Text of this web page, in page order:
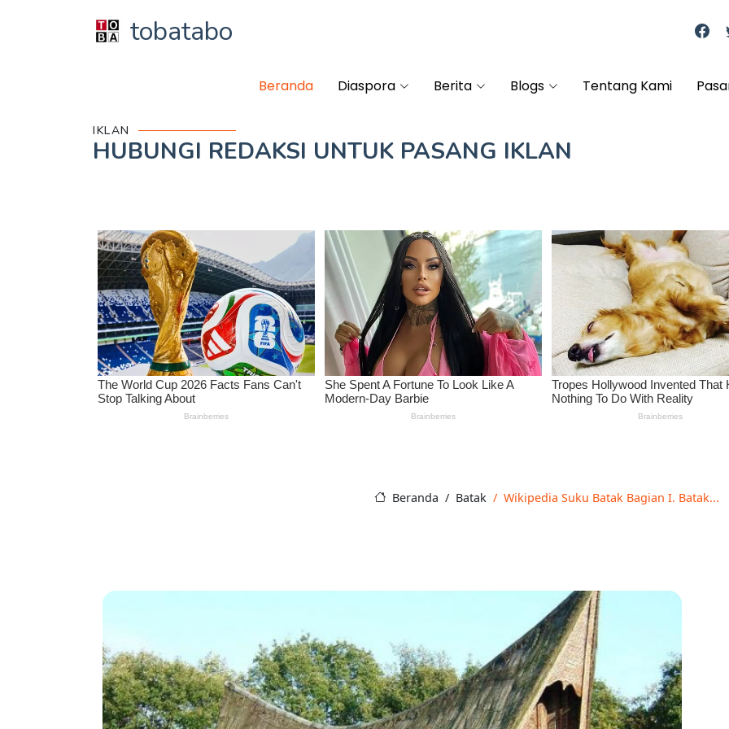
tobatabo
Beranda Diaspora Berita Blogs Tentang Kami
IKLAN
HUBUNGI REDAKSI UNTUK PASANG IKLAN
Beranda Batak Wikipedia Suku Batak Bagian I. Batak...